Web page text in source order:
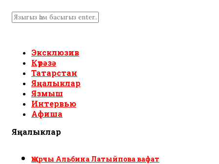
Эксклюзив
Күрәзә
Татарстан
Яңалыклар
Язмыш
Интервью
Афиша
Яңалыклар
Җырчы Альбина Латыйпова вафат